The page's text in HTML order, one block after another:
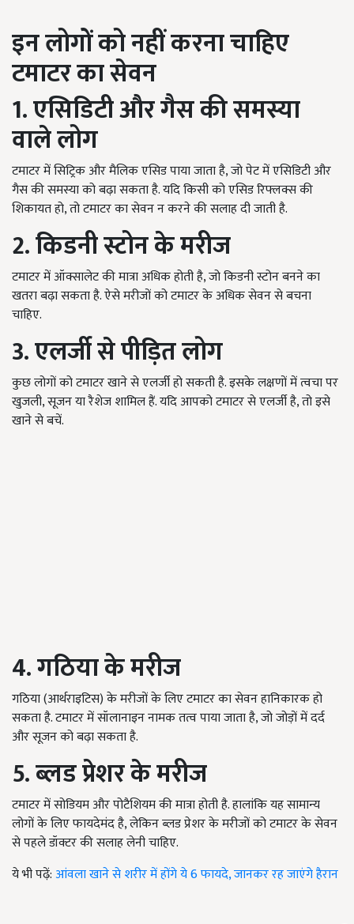
इन लोगों को नहीं करना चाहिए
टमाटर का सेवन
1. एसिडिटी और गैस की समस्या
वाले लोग
टमाटर में सिट्रिक और मैलिक एसिड पाया जाता है, जो पेट में एसिडिटी और
गैस की समस्या को बढ़ा सकता है. यदि किसी को एसिड रिफ्लक्स की
शिकायत हो, तो टमाटर का सेवन न करने की सलाह दी जाती है.
2. किडनी स्टोन के मरीज
टमाटर में ऑक्सालेट की मात्रा अधिक होती है, जो किडनी स्टोन बनने का
खतरा बढ़ा सकता है. ऐसे मरीजों को टमाटर के अधिक सेवन से बचना
चाहिए.
3. एलर्जी से पीड़ित लोग
कुछ लोगों को टमाटर खाने से एलर्जी हो सकती है. इसके लक्षणों में त्वचा पर
खुजली, सूजन या रैशेज शामिल हैं. यदि आपको टमाटर से एलर्जी है, तो इसे
खाने से बचें.
4. गठिया के मरीज
गठिया (आर्थराइटिस) के मरीजों के लिए टमाटर का सेवन हानिकारक हो
सकता है. टमाटर में सॉलानाइन नामक तत्व पाया जाता है, जो जोड़ों में दर्द
और सूजन को बढ़ा सकता है.
5. ब्लड प्रेशर के मरीज
टमाटर में सोडियम और पोटैशियम की मात्रा होती है. हालांकि यह सामान्य
लोगों के लिए फायदेमंद है, लेकिन ब्लड प्रेशर के मरीजों को टमाटर के सेवन
से पहले डॉक्टर की सलाह लेनी चाहिए.
ये भी पढ़ें: आंवला खाने से शरीर में होंगे ये 6 फायदे, जानकर रह जाएंगे हैरान